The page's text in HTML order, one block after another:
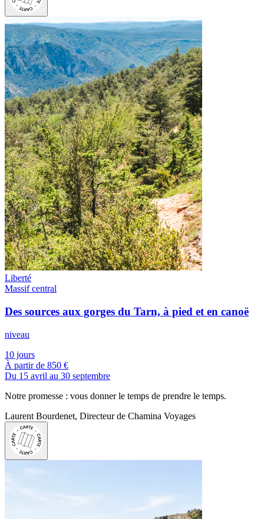
Liberté
Massif central
Des sources aux gorges du Tarn, à pied et en canoë
niveau
10 jours
À partir de 850 €
Du 15 avril au 30 septembre
Notre promesse : vous donner le temps de prendre le temps.
Laurent Bourdenet, Directeur de Chamina Voyages